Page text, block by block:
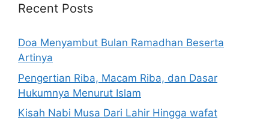
Recent Posts
Doa Menyambut Bulan Ramadhan Beserta
Artinya
Pengertian Riba, Macam Riba, dan Dasar
Hukumnya Menurut Islam
Kisah Nabi Musa Dari Lahir Hingga wafat